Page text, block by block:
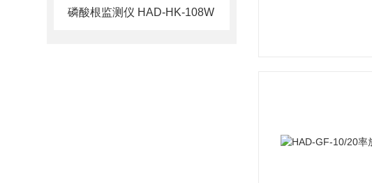
磷酸根监测仪 HAD-HK-108W